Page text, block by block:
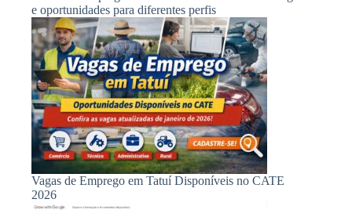
e oportunidades para diferentes perfis
Vagas de Emprego em Tatuí Disponíveis no CATE
2026